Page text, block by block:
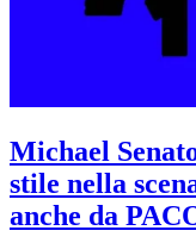
Michael
stile nella
anche da